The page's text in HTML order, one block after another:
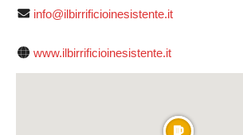
info@ilbirrificioinesistente.it
www.ilbirrificioinesistente.it